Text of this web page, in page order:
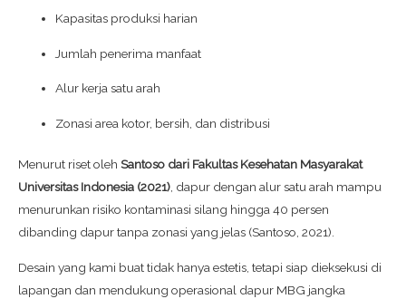
Kapasitas produksi harian
Jumlah penerima manfaat
Alur kerja satu arah
Zonasi area kotor, bersih, dan distribusi
Menurut riset oleh Santoso dari Fakultas Kesehatan Masyarakat
Universitas Indonesia (2021), dapur dengan alur satu arah mampu
menurunkan risiko kontaminasi silang hingga 40 persen
dibanding dapur tanpa zonasi yang jelas (Santoso, 2021).
Desain yang kami buat tidak hanya estetis, tetapi siap dieksekusi di
lapangan dan mendukung operasional dapur MBG jangka